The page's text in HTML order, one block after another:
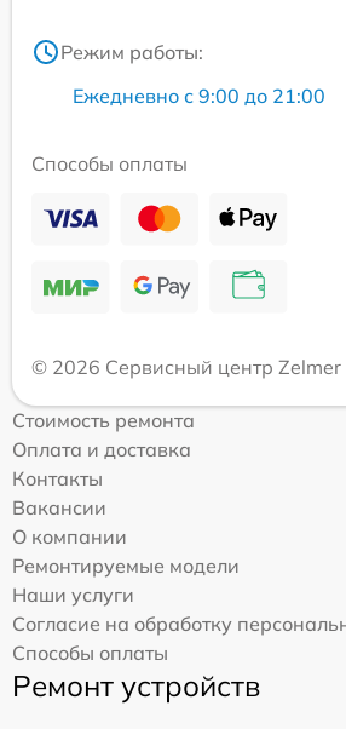
Режим работы:
Ежедневно с 9:00 до 21:00
Способы оплаты
© 2026 Сервисный центр Zelmer
Стоимость ремонта
Оплата и доставка
Контакты
Вакансии
О компании
Ремонтируемые модели
Наши услуги
Согласие на обработку
Способы оплаты
Ремонт устройств